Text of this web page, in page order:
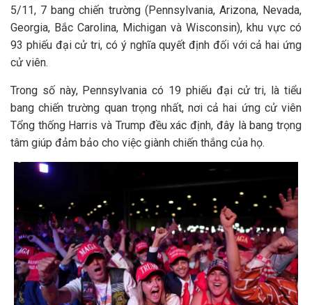
5/11, 7 bang chiến trường (Pennsylvania, Arizona, Nevada,
Georgia, Bắc Carolina, Michigan và Wisconsin), khu vực có
93 phiếu đại cử tri, có ý nghĩa quyết định đối với cả hai ứng
cử viên.
Trong số này, Pennsylvania có 19 phiếu đại cử tri, là tiểu
bang chiến trường quan trọng nhất, nơi cả hai ứng cử viên
Tổng thống Harris và Trump đều xác định, đây là bang trọng
tâm giúp đảm bảo cho việc giành chiến thắng của họ.